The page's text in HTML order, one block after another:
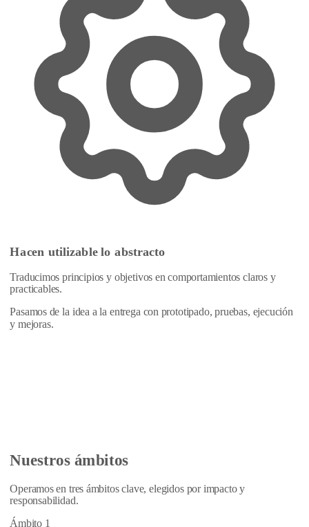
Hacen utilizable lo abstracto
Traducimos principios y objetivos en comportamientos claros y
practicables.
Pasamos de la idea a la entrega con prototipado, pruebas, ejecución
y mejoras.
Nuestros ámbitos
Operamos en tres ámbitos clave, elegidos por impacto y
responsabilidad.
Ámbito 1